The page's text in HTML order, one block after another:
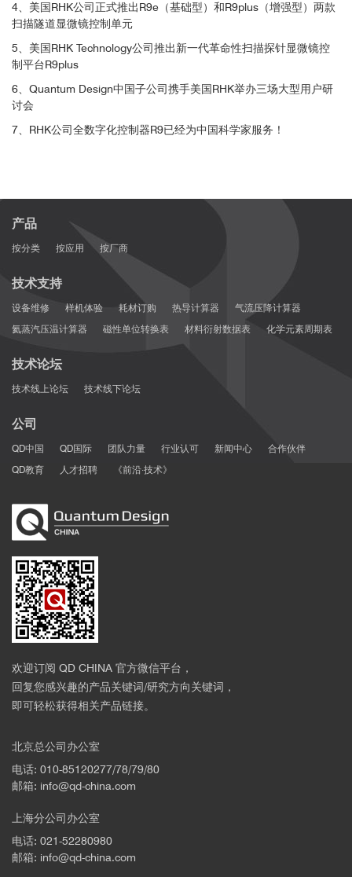
4、美国RHK公司正式推出R9e（基础型）和R9plus（增强型）两款
扫描隧道显微镜控制单元
5、美国RHK Technology公司推出新一代革命性扫描探针显微镜控
制平台R9plus
6、Quantum Design中国子公司携手美国RHK举办三场大型用户研
讨会
7、RHK公司全数字化控制器R9已经为中国科学家服务！
产品
按分类 按应用 按厂商
技术支持
设备维修 样机体验 耗材订购 热导计算器
气流压降计算器
氦蒸汽压温计算器
磁性单位转换表 材料衍射数据表 化学元素周期表
技术论坛
技术线上论坛 技术线下论坛
公司
QD中国 QD国际 团队力量 行业认可 新闻中心
合作伙伴
QD教育
人才招聘 《前沿·技术》
欢迎订阅 QD CHINA 官方微信平台，
回复您感兴趣的产品关键词/研究方向关键词，
即可轻松获得相关产品链接。
北京总公司办公室
电话: 010-85120277/78/79/80
邮箱: info@qd-china.com
上海分公司办公室
电话: 021-52280980
邮箱: info@qd-china.com